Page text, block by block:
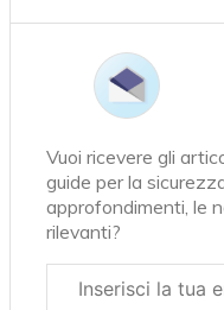
Vuoi ricevere gli
guide per la
approfondimenti, le
rilevanti?
aziendale